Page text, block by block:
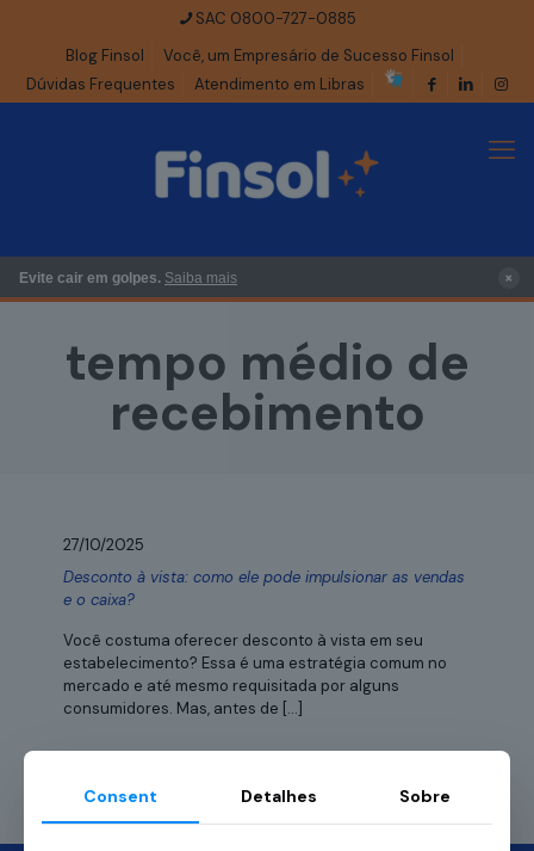
SAC 0800-727-0885
Blog Finsol
Você, um Empresário de Sucesso Finsol
Dúvidas Frequentes
Atendimento em Libras
Evite cair em golpes. Saiba mais ×
tempo médio de
recebimento
27/10/2025
Desconto à vista: como ele pode impulsionar as vendas
e o caixa?
Você costuma oferecer desconto à vista em seu
estabelecimento? Essa é uma estratégia comum no
mercado e até mesmo requisitada por alguns
consumidores. Mas, antes de […]
Consent Detalhes Sobre